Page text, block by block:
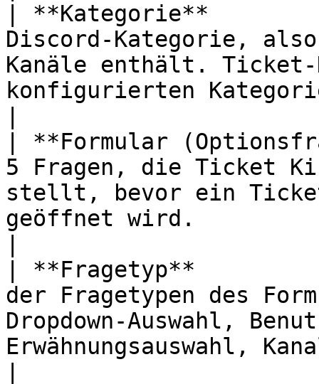
| **Kategorie**
Discord-Kategorie,
Kanäle enthält. Ticket-
konfigurierten
| **Formular
5 Fragen, die Ticket
stellt, bevor ein Ticket
geöffnet wird.
| **Fragetyp**
der Fragetypen des
Dropdown-Auswahl,
Erwähnungsauswahl,